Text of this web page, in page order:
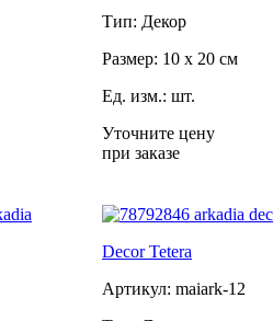
Тип: Декор
Размер: 10 x 20 см
Ед. изм.: шт.
Уточните цену
при заказе
Decor Tetera
Артикул: maiark-12